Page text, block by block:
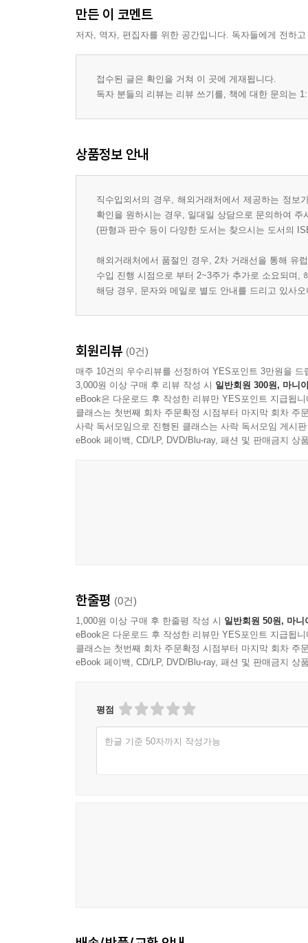
만든 이 코멘트
저자, 역자, 편집자를 위한 공간입니다. 독자들에게 전하
접수된 글은 확인을 거쳐 이 곳에 게재됩니다.
독자 분들의 리뷰는 리뷰 쓰기를, 책에 대한 문의는
상품정보 안내
직수입외서의 경우, 해외거래처에서 제공하는 정
확인을 원하시는 경우, 일대일 상담으로 문의하여 주
(판형과 판수 등이 다양한 도서는 찾으시는 도서의
해외거래처에서 품절인 경우, 2차 거래선을 통해 유
수입 진행 시점으로 부터 2~3주가 추가로 소요되며,
해당 경우, 문자와 메일로 별도 안내를 드리고 있사
회원리뷰 (0건)
매주 10건의 우수리뷰를 선정하여 YES포인트 3만원을 드
3,000원 이상 구매 후 리뷰 작성 시 일반회원 300원, 마니
eBook은 다운로드 후 작성한 리뷰만 YES포인트 지급됩니
클래스는 첫번째 회차 주문확정 시점부터 마지막 회차 주
사락 독서모임으로 진행된 클래스는 사락 독서모임 게시
eBook 페이백, CD/LP, DVD/Blu-ray, 패션 및 판매금지 상
한줄평 (0건)
1,000원 이상 구매 후 한줄평 작성 시 일반회원 50원, 마니
eBook은 다운로드 후 작성한 리뷰만 YES포인트 지급됩니
클래스는 첫번째 회차 주문확정 시점부터 마지막 회차 주
eBook 페이백, CD/LP, DVD/Blu-ray, 패션 및 판매금지 상
평점
한글 기준 50자까지 작성가능